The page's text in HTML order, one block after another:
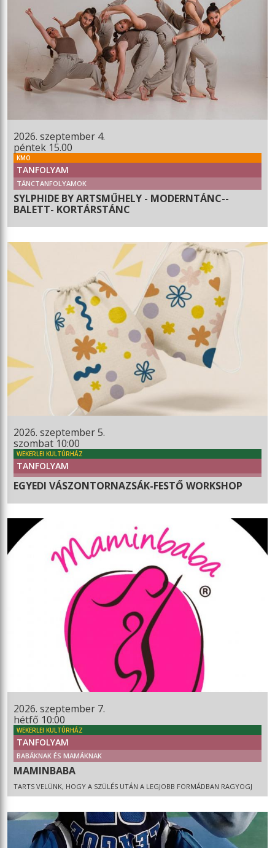
2026. szeptember 4.
péntek 15.00
KMO
TANFOLYAM
TÁNCTANFOLYAMOK
SYLPHIDE BY ARTSMŰHELY - MODERNTÁNC--
BALETT- KORTÁRSTÁNC
2026. szeptember 5.
szombat 10:00
WEKERLEI KULTÚRHÁZ
TANFOLYAM
EGYEDI VÁSZONTORNAZSÁK-FESTŐ WORKSHOP
2026. szeptember 7.
hétfő 10:00
WEKERLEI KULTÚRHÁZ
TANFOLYAM
BABÁKNAK ÉS MAMÁKNAK
MAMINBABA
TARTS VELÜNK, HOGY A SZÜLÉS UTÁN A LEGJOBB FORMÁDBAN RAGYOGJ